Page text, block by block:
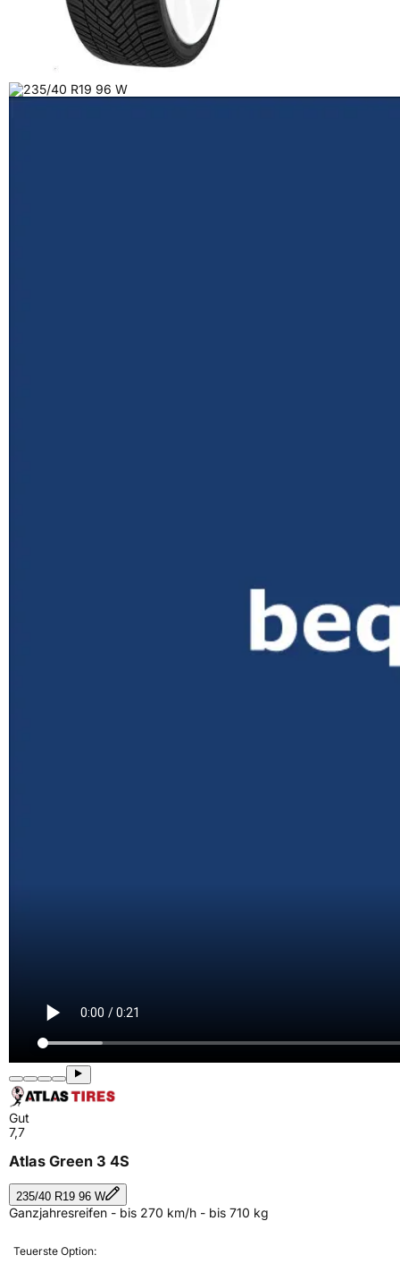
Gut
7,7
Atlas Green 3 4S
235/40 R19 96 W
Ganzjahresreifen - bis 270 km/h - bis 710 kg
Teuerste Option: